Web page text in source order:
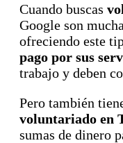
Cuando buscas
Google son
ofreciendo este
pago por sus
trabajo y deben
Pero también
voluntariado en
sumas de dinero